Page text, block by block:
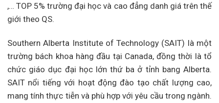
,… TOP 5% trường đại học và cao đẳng danh giá trên thế
giới theo QS.
Southern Alberta Institute of Technology (SAIT) là một
trường bách khoa hàng đầu tại Canada, đồng thời là tổ
chức giáo dục đại học lớn thứ ba ở tỉnh bang Alberta.
SAIT nổi tiếng với hoạt động đào tạo chất lượng cao,
mang tính thực tiễn và phù hợp với yêu cầu trong ngành.